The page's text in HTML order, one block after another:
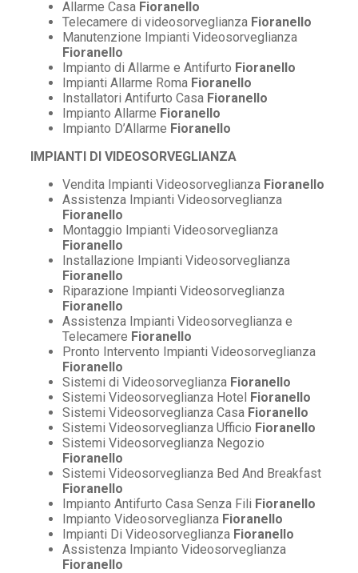
Allarme Casa Fioranello
Telecamere di videosorveglianza Fioranello
Manutenzione Impianti Videosorveglianza
Fioranello
Impianto di Allarme e Antifurto Fioranello
Impianti Allarme Roma Fioranello
Installatori Antifurto Casa Fioranello
Impianto Allarme Fioranello
Impianto D’Allarme Fioranello
IMPIANTI DI VIDEOSORVEGLIANZA
Vendita Impianti Videosorveglianza Fioranello
Assistenza Impianti Videosorveglianza
Fioranello
Montaggio Impianti Videosorveglianza
Fioranello
Installazione Impianti Videosorveglianza
Fioranello
Riparazione Impianti Videosorveglianza
Fioranello
Assistenza Impianti Videosorveglianza e
Telecamere Fioranello
Pronto Intervento Impianti Videosorveglianza
Fioranello
Sistemi di Videosorveglianza Fioranello
Sistemi Videosorveglianza Hotel Fioranello
Sistemi Videosorveglianza Casa Fioranello
Sistemi Videosorveglianza Ufficio Fioranello
Sistemi Videosorveglianza Negozio
Fioranello
Sistemi Videosorveglianza Bed And Breakfast
Fioranello
Impianto Antifurto Casa Senza Fili Fioranello
Impianto Videosorveglianza Fioranello
Impianti Di Videosorveglianza Fioranello
Assistenza Impianto Videosorveglianza
Fioranello